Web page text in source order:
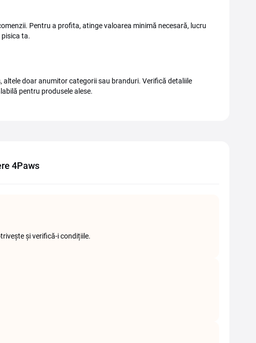
Pentru a profita, atinge valoarea minimă necesară, lucru
ta.
altele doar anumitor categorii sau branduri. Verifică detaliile
pentru produsele alese.
4Paws
și verifică-i condițiile.